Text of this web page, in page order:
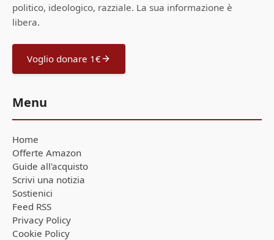
politico, ideologico, razziale. La sua informazione è
libera.
Voglio donare 1€
Menu
Home
Offerte Amazon
Guide all'acquisto
Scrivi una notizia
Sostienici
Feed RSS
Privacy Policy
Cookie Policy